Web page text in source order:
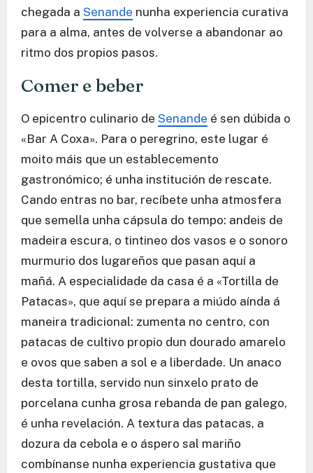
chegada a Senande nunha experiencia curativa
para a alma, antes de volverse a abandonar ao
ritmo dos propios pasos.
Comer e beber
O epicentro culinario de Senande é sen dúbida o
«Bar A Coxa». Para o peregrino, este lugar é
moito máis que un establecemento
gastronómico; é unha institución de rescate.
Cando entras no bar, recíbete unha atmosfera
que semella unha cápsula do tempo: andeis de
madeira escura, o tintineo dos vasos e o sonoro
murmurio dos lugareños que pasan aquí a
mañá. A especialidade da casa é a «Tortilla de
Patacas», que aquí se prepara a miúdo aínda á
maneira tradicional: zumenta no centro, con
patacas de cultivo propio dun dourado amarelo
e ovos que saben a sol e a liberdade. Un anaco
desta tortilla, servido nun sinxelo prato de
porcelana cunha grosa rebanda de pan galego,
é unha revelación. A textura das patacas, a
dozura da cebola e o áspero sal mariño
combínanse nunha experiencia gustativa que